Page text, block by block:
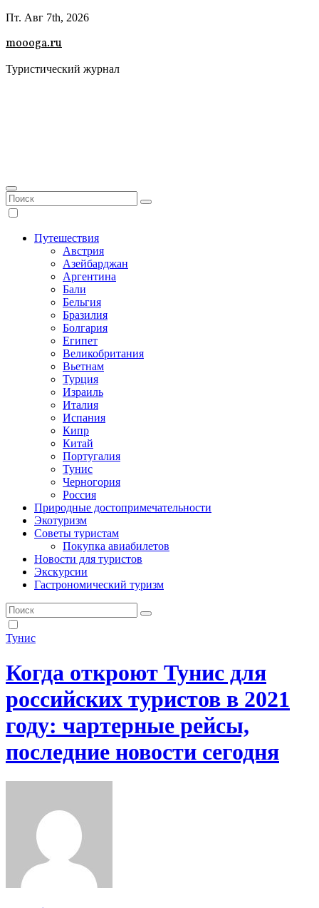
Пт. Авг 7th, 2026
moooga.ru
Туристический журнал
Путешествия
Австрия
Азейбарджан
Аргентина
Бали
Бельгия
Бразилия
Болгария
Египет
Великобритания
Вьетнам
Турция
Израиль
Италия
Испания
Кипр
Китай
Португалия
Тунис
Черногория
Россия
Природные достопримечательности
Экотуризм
Советы туристам
Покупка авиабилетов
Новости для туристов
Экскурсии
Гастрономический туризм
Тунис
Когда откроют Тунис для
российских туристов в 2021
году: чартерные рейсы,
последние новости сегодня